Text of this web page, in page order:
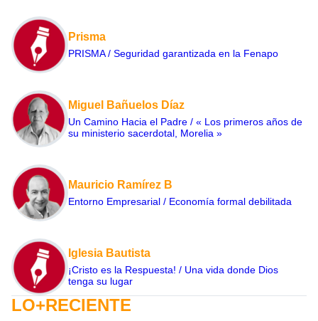
Prisma
PRISMA / Seguridad garantizada en la Fenapo
Miguel Bañuelos Díaz
Un Camino Hacia el Padre / « Los primeros años de
su ministerio sacerdotal, Morelia »
Mauricio Ramírez B
Entorno Empresarial / Economía formal debilitada
Iglesia Bautista
¡Cristo es la Respuesta! / Una vida donde Dios
tenga su lugar
LO+RECIENTE